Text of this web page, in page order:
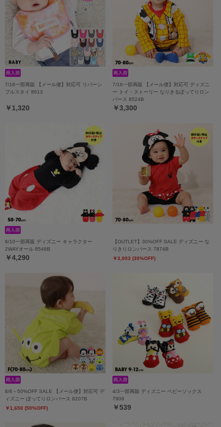
7/16一部再販 【メール便】対応可 リバーシ
ブルスタイ 8613
￥1,320
7/16一部再販 【メール便】対応可 ディズニ
ー トイ・ストーリー なりきるぽってりロン
パース 8524B
￥3,300
6/10一部再販 ディズニー キャラクター
2WAYオール 8546B
￥4,290
【OUTLET】30%OFF SALE ディズニー な
りきりロンパース 7874B
￥3,003 (30%OFF)
8/6～50%OFF SALE 【メール便】対応可 デ
ィズニー ぽってりロンパース 8207B
￥1,650 (50%OFF)
4/3一部再販 ディズニー ベビーソックス
7908
￥539